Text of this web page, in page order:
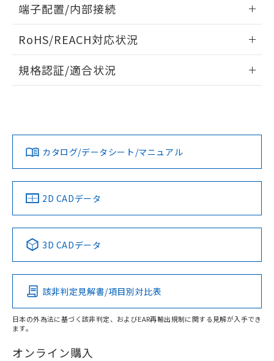
外形図
取りつけ穴加工図
端子配置/内部接続
端子配置/内部接続
RoHS/REACH対応状況
EU RoHS 注意事項・凡例
対応済み
中国 RoHS 注意事項・凡例
Pb Hg Cd Cr(VI)
O
在庫等で未対応品が混在する可能性があります。
規格認証/適合状況
カタログ/データシート/マニュアル
2D CADデータ
3D CADデータ
該非判定見解書/項目別対比表
日本の外為法に基づく該非判定、およびEAR再輸出規制に関する見解が入手でき
ます。
オンライン購入
また、RoHS指令のフタル酸エステル類４
物質の対応では、対応完了までの期間は出
荷製品に未対応品が混在することから備考
欄に対応日を記載しておりました。
既に当社にて対応品への在庫切替を完了
していることから、特段のことがない限
り、2022年1月12日より割愛しておりま